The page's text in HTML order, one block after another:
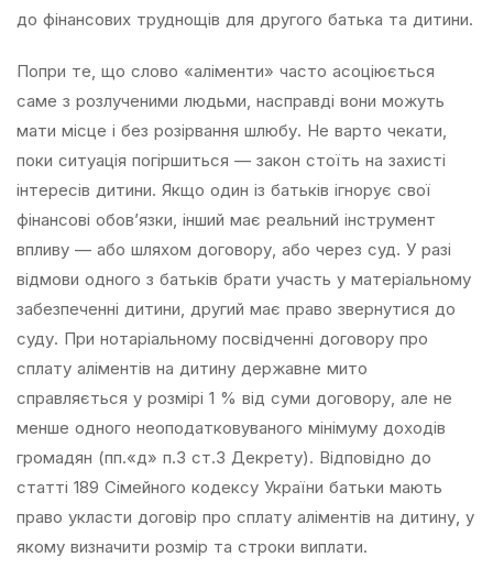
до фінансових труднощів для другого батька та дитини.
Попри те, що слово «аліменти» часто асоціюється
саме з розлученими людьми, насправді вони можуть
мати місце і без розірвання шлюбу. Не варто чекати,
поки ситуація погіршиться — закон стоїть на захисті
інтересів дитини. Якщо один із батьків ігнорує свої
фінансові обов’язки, інший має реальний інструмент
впливу — або шляхом договору, або через суд. У разі
відмови одного з батьків брати участь у матеріальному
забезпеченні дитини, другий має право звернутися до
суду. При нотаріальному посвідченні договору про
сплату аліментів на дитину державне мито
справляється у розмірі 1 % від суми договору, але не
менше одного неоподатковуваного мінімуму доходів
громадян (пп.«д» п.3 ст.3 Декрету). Відповідно до
статті 189 Сімейного кодексу України батьки мають
право укласти договір про сплату аліментів на дитину, у
якому визначити розмір та строки виплати.